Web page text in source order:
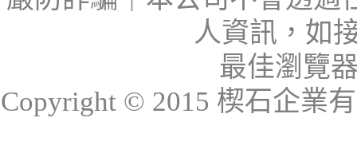
人資訊，如
最佳瀏覽
Copyright © 2015 楔石企業